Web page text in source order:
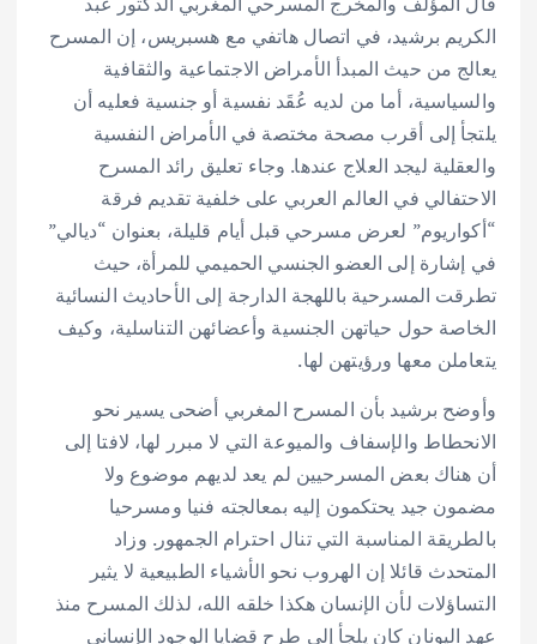
b
o
o
k
te
r
l
s
A
p
p
e
الكريم برشيد، في اتصال هاتفي مع هسبريس، إن المسرح
يعالج من حيث المبدأ الأمراض الاجتماعية والثقافية
والسياسية، أما من لديه عُقَد نفسية أو جنسية فعليه أن
يلتجأ إلى أقرب مصحة مختصة في الأمراض النفسية
والعقلية ليجد العلاج عندها. وجاء تعليق رائد المسرح
الاحتفالي في العالم العربي على خلفية تقديم فرقة
“أكواريوم” لعرض مسرحي قبل أيام قليلة، بعنوان “ديالي”
في إشارة إلى العضو الجنسي الحميمي للمرأة، حيث
تطرقت المسرحية باللهجة الدارجة إلى الأحاديث النسائية
الخاصة حول حياتهن الجنسية وأعضائهن التناسلية، وكيف
يتعاملن معها ورؤيتهن لها.
وأوضح برشيد بأن المسرح المغربي أضحى يسير نحو
الانحطاط والإسفاف والميوعة التي لا مبرر لها، لافتا إلى
أن هناك بعض المسرحيين لم يعد لديهم موضوع ولا
مضمون جيد يحتكمون إليه بمعالجته فنيا ومسرحيا
بالطريقة المناسبة التي تنال احترام الجمهور. وزاد
المتحدث قائلا إن الهروب نحو الأشياء الطبيعية لا يثير
التساؤلات لأن الإنسان هكذا خلقه الله، لذلك المسرح منذ
عهد اليونان كان يلجأ إلى طرح قضايا الوجود الإنساني